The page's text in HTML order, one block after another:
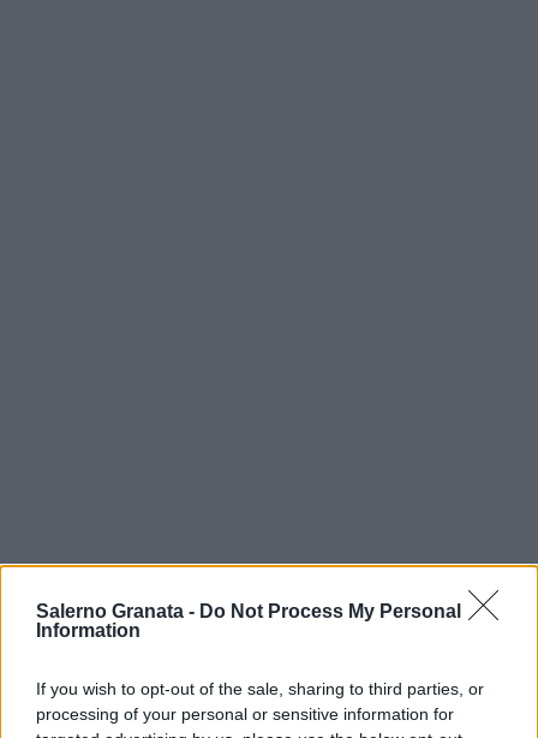
Salerno Granata - Do Not Process My Personal
Information
If you wish to opt-out of the sale, sharing to third parties, or
processing of your personal or sensitive information for